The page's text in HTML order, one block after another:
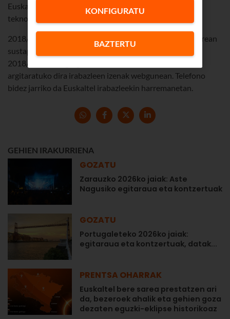
Euskaltel, zuzeneko musikarik onenaren babesle
teknologikoa.
2018/06/11tik 2018/06/17ra bitartean izango da indarrean
sustapen hau. Euskaltelen bezeroentzat bakarrik da.
2018/06/18an egingo da zozketa, eta 2018/06/21ean
argitaratuko dira irabazleen izenak webgunean. Telefono
bidez jarriko da Euskaltel irabazleekin harremanetan.
GEHIEN IRAKURRIENA
GOZATU
Zarauzko 2026ko jaiak: Aste
Nagusiko egitaraua eta kontzertuak
GOZATU
Portugaleteko 2026ko jaiak:
egitaraua eta kontzertuak, datak...
PRENTSA OHARRAK
Euskaltel bere sarea prestatzen ari
da, bezeroek ahalik eta gehien goza
dezaten eguzki-eklipse historikoaz
KONFIGURATU
BAZTERTU